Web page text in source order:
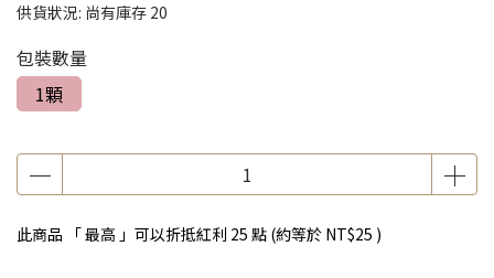
供貨狀況: 尚有庫存 20
包裝數量
1顆
此商品 「 最高 」可以折抵紅利 25 點 (約等於 NT$25 )